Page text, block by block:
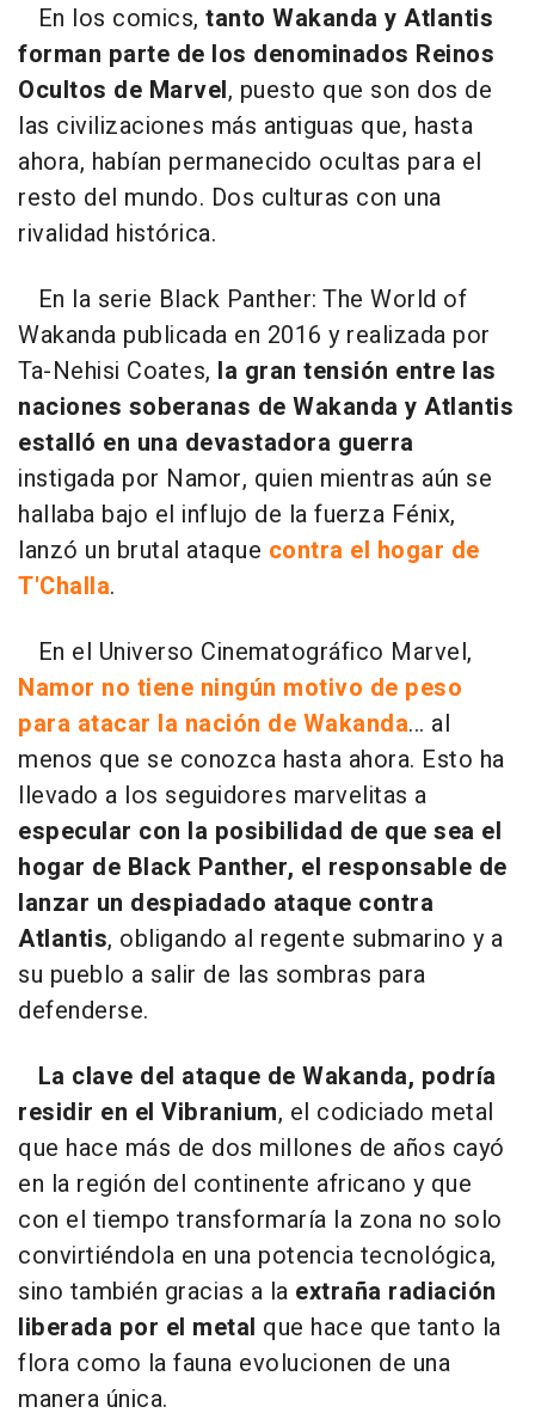
En los comics, tanto Wakanda y Atlantis
forman parte de los denominados Reinos
Ocultos de Marvel, puesto que son dos de
las civilizaciones más antiguas que, hasta
ahora, habían permanecido ocultas para el
resto del mundo. Dos culturas con una
rivalidad histórica.
En la serie Black Panther: The World of
Wakanda publicada en 2016 y realizada por
Ta-Nehisi Coates, la gran tensión entre las
naciones soberanas de Wakanda y Atlantis
estalló en una devastadora guerra
instigada por Namor, quien mientras aún se
hallaba bajo el influjo de la fuerza Fénix,
lanzó un brutal ataque contra el hogar de
T'Challa.
En el Universo Cinematográfico Marvel,
Namor no tiene ningún motivo de peso
para atacar la nación de Wakanda... al
menos que se conozca hasta ahora. Esto ha
llevado a los seguidores marvelitas a
especular con la posibilidad de que sea el
hogar de Black Panther, el responsable de
lanzar un despiadado ataque contra
Atlantis, obligando al regente submarino y a
su pueblo a salir de las sombras para
defenderse.
La clave del ataque de Wakanda, podría
residir en el Vibranium, el codiciado metal
que hace más de dos millones de años cayó
en la región del continente africano y que
con el tiempo transformaría la zona no solo
convirtiéndola en una potencia tecnológica,
sino también gracias a la extraña radiación
liberada por el metal que hace que tanto la
flora como la fauna evolucionen de una
manera única.